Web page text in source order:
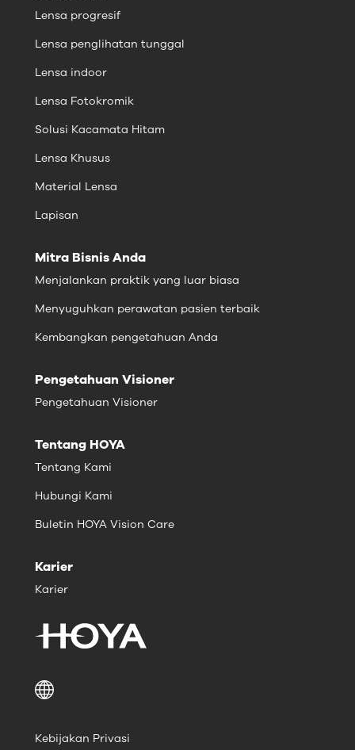
Lensa progresif
Lensa penglihatan tunggal
Lensa indoor
Lensa Fotokromik
Solusi Kacamata Hitam
Lensa Khusus
Material Lensa
Lapisan
Mitra Bisnis Anda
Menjalankan praktik yang luar biasa
Menyuguhkan perawatan pasien terbaik
Kembangkan pengetahuan Anda
Pengetahuan Visioner
Pengetahuan Visioner
Tentang HOYA
Tentang Kami
Hubungi Kami
Buletin HOYA Vision Care
Karier
Karier
Kebijakan Privasi